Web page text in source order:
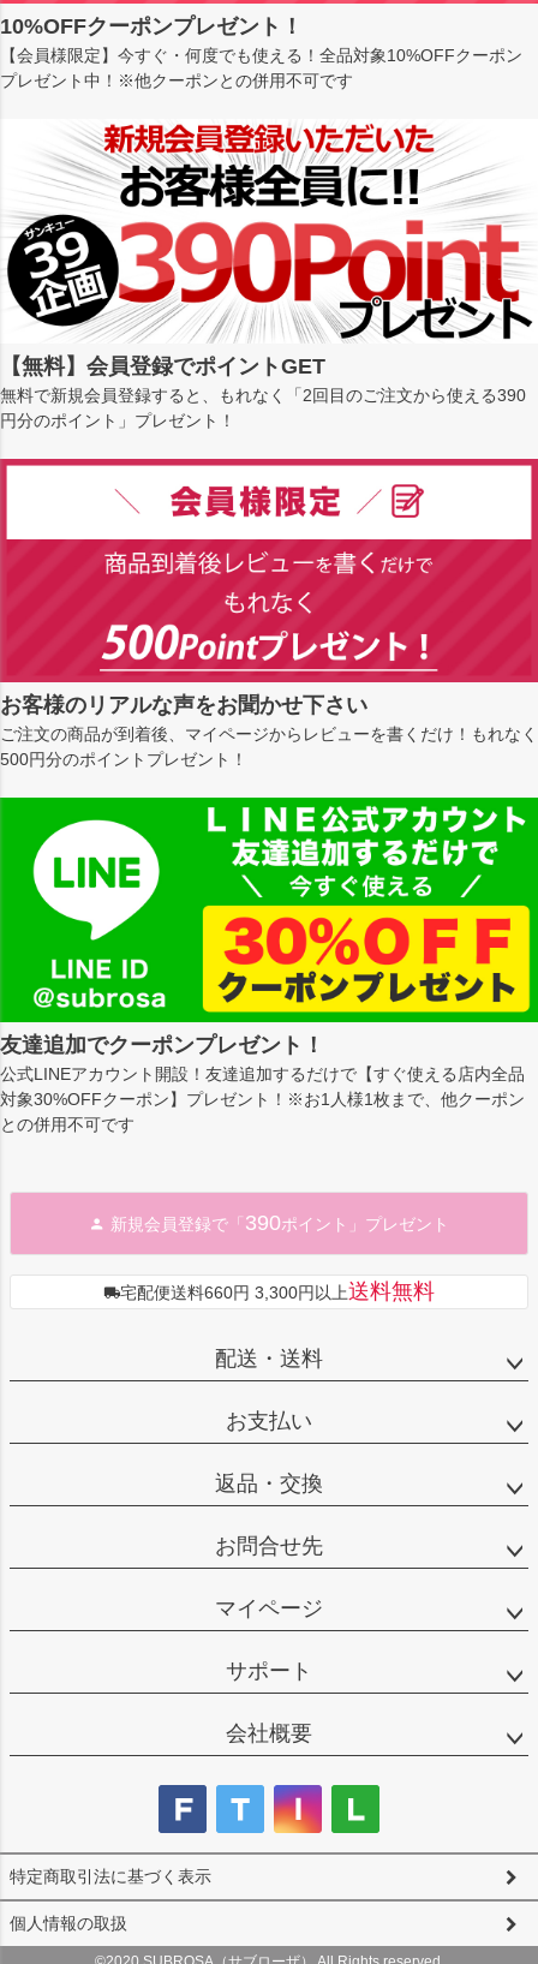
10%OFFクーポンプレゼント！
【会員様限定】今すぐ・何度でも使える！全品対象10%OFFクーポン
プレゼント中！※他クーポンとの併用不可です
【無料】会員登録でポイントGET
無料で新規会員登録すると、もれなく「2回目のご注文から使える390
円分のポイント」プレゼント！
お客様のリアルな声をお聞かせ下さい
ご注文の商品が到着後、マイページからレビューを書くだけ！もれなく
500円分のポイントプレゼント！
友達追加でクーポンプレゼント！
公式LINEアカウント開設！友達追加するだけで【すぐ使える店内全品
対象30%OFFクーポン】プレゼント！※お1人様1枚まで、他クーポン
との併用不可です
新規会員登録で「 390ポイント」プレゼント
宅配便送料660円 3,300円以上送料無料
配送・送料
お支払い
返品・交換
お問合せ先
マイページ
サポート
会社概要
特定商取引法に基づく表示
個人情報の取扱